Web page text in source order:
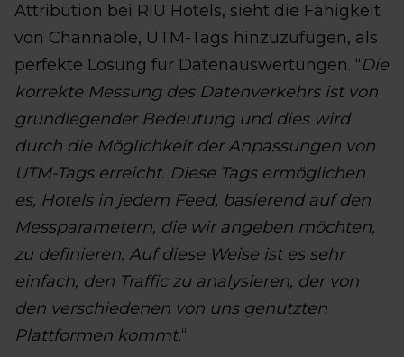
Attribution bei RIU Hotels, sieht die Fähigkeit
von Channable, UTM-Tags hinzuzufügen, als
perfekte Lösung für Datenauswertungen. “Die
korrekte Messung des Datenverkehrs ist von
grundlegender Bedeutung und dies wird
durch die Möglichkeit der Anpassungen von
UTM-Tags erreicht. Diese Tags ermöglichen
es, Hotels in jedem Feed, basierend auf den
Messparametern, die wir angeben möchten,
zu definieren. Auf diese Weise ist es sehr
einfach, den Traffic zu analysieren, der von
den verschiedenen von uns genutzten
Plattformen kommt.“